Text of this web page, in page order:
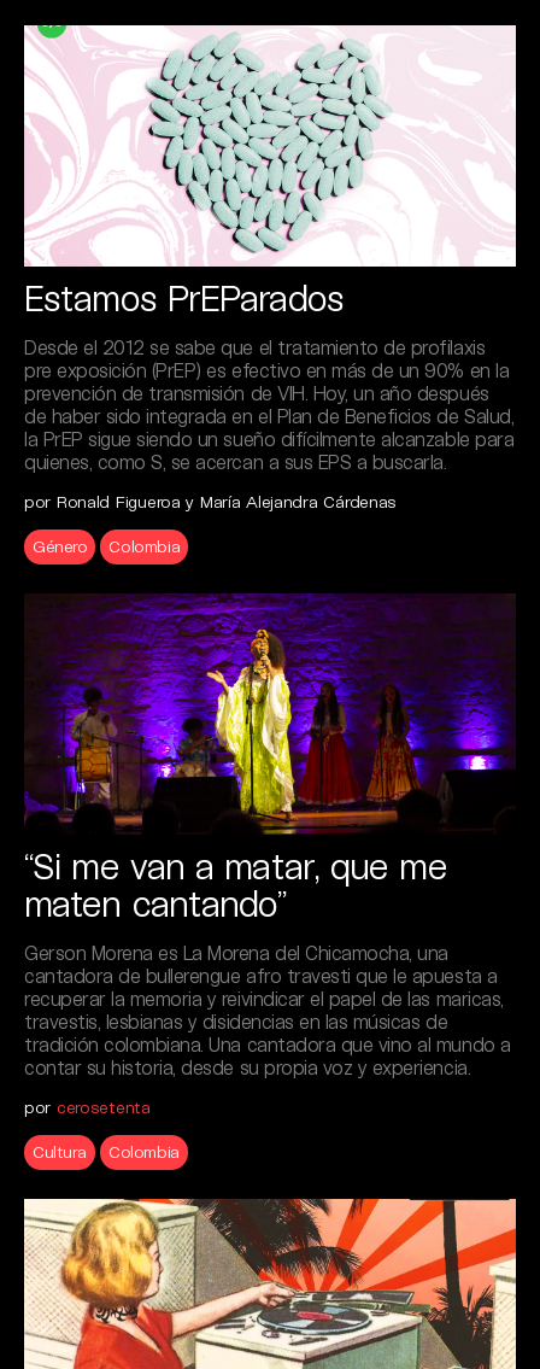
Estamos PrEParados
Desde el 2012 se sabe que el tratamiento de profilaxis
pre exposición (PrEP) es efectivo en más de un 90% en la
prevención de transmisión de VIH. Hoy, un año después
de haber sido integrada en el Plan de Beneficios de Salud,
la PrEP sigue siendo un sueño difícilmente alcanzable para
quienes, como S, se acercan a sus EPS a buscarla.
por Ronald Figueroa y María Alejandra Cárdenas
Género Colombia
“Si me van a matar, que me
maten cantando”
Gerson Morena es La Morena del Chicamocha, una
cantadora de bullerengue afro travesti que le apuesta a
recuperar la memoria y reivindicar el papel de las maricas,
travestis, lesbianas y disidencias en las músicas de
tradición colombiana. Una cantadora que vino al mundo a
contar su historia, desde su propia voz y experiencia.
por cerosetenta
Cultura Colombia